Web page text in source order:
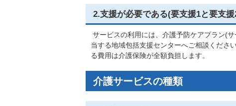
2.支援が必要である(要支援1と要支
サービスの利用には、介護予防ケアプラン(
当する地域包括支援センターへご相談くださ
る費用は介護保険が全額負担します。
介護サービスの種類